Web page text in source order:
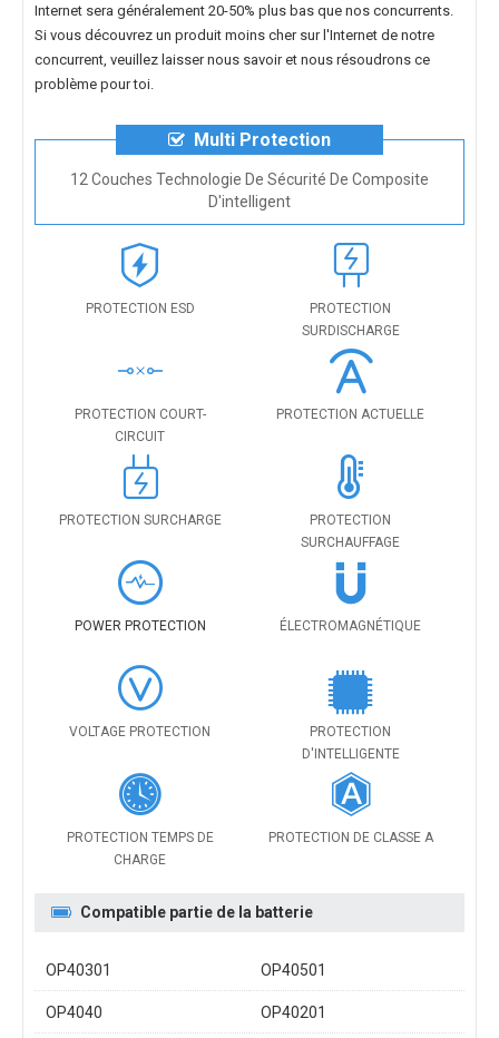
Internet sera généralement 20-50% plus bas que nos concurrents.
Si vous découvrez un produit moins cher sur l'Internet de notre
concurrent, veuillez laisser nous savoir et nous résoudrons ce
problème pour toi.
Multi Protection
12 Couches Technologie De Sécurité De Composite
D'intelligent
PROTECTION ESD
PROTECTION
SURDISCHARGE
PROTECTION COURT-
CIRCUIT
PROTECTION ACTUELLE
PROTECTION SURCHARGE
PROTECTION
SURCHAUFFAGE
POWER PROTECTION ÉLECTROMAGNÉTIQUE
VOLTAGE PROTECTION
PROTECTION
D'INTELLIGENTE
PROTECTION TEMPS DE
CHARGE
PROTECTION DE CLASSE A
Compatible partie de la batterie
OP40301 OP40501
OP4040 OP40201